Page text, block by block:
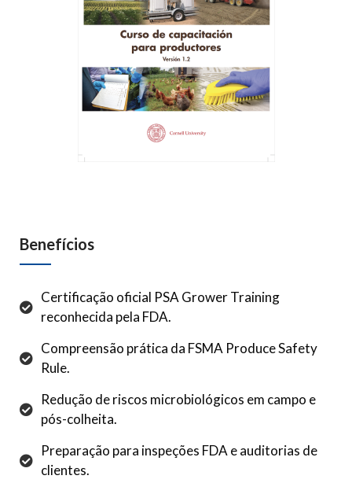
Benefícios
Certificação oficial PSA Grower Training
reconhecida pela FDA.
Compreensão prática da FSMA Produce Safety
Rule.
Redução de riscos microbiológicos em campo e
pós-colheita.
Preparação para inspeções FDA e auditorias de
clientes.